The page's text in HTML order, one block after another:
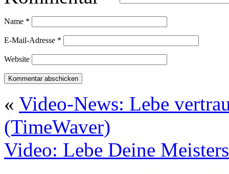
Name *
E-Mail-Adresse *
Website
« Video-News: Lebe
(TimeWaver)
Video: Lebe Deine